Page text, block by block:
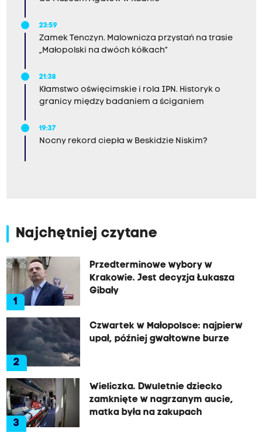
23:59
Zamek Tenczyn. Malownicza przystań na trasie
„Małopolski na dwóch kółkach”
21:38
Kłamstwo oświęcimskie i rola IPN. Historyk o
granicy między badaniem a ściganiem
19:37
Nocny rekord ciepła w Beskidzie Niskim?
Najchętniej czytane
1
Przedterminowe wybory w
Krakowie. Jest decyzja Łukasza
Gibały
2
Czwartek w Małopolsce: najpierw
upał, później gwałtowne burze
3
Wieliczka. Dwuletnie dziecko
zamknięte w nagrzanym aucie,
matka była na zakupach